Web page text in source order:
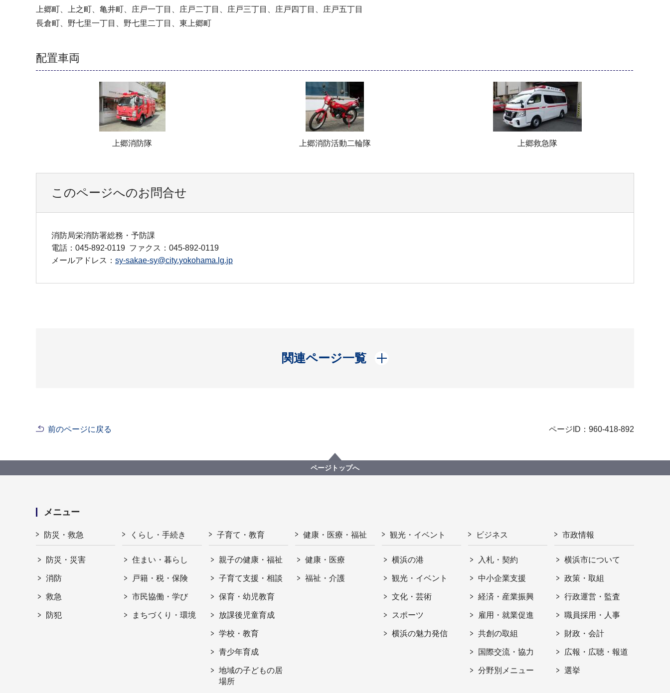
上郷町、上之町、亀井町、庄戸一丁目、庄戸二丁目、庄戸三丁目、庄戸四丁目、庄戸五丁目
長倉町、野七里一丁目、野七里二丁目、東上郷町
配置車両
上郷消防隊 上郷消防活動二輪隊 上郷救急隊
このページへのお問合せ
消防局栄消防署総務・予防課
電話：045-892-0119 ファクス：045-892-0119
メールアドレス： sy-sakae-sy@city.yokohama.lg.jp
関連ページ一覧
開く
前のページに戻る ページID：960-418-892
ページトップへ
メニュー
防災・救急
防災・災害
消防
救急
防犯
くらし・手続き
住まい・暮らし
戸籍・税・保険
市民協働・学び
まちづくり・環境
子育て・教育
親子の健康・福祉
子育て支援・相談
保育・幼児教育
放課後児童育成
学校・教育
青少年育成
地域の子どもの居
場所
健康・医療・福祉
健康・医療
福祉・介護
観光・イベント
横浜の港
観光・イベント
文化・芸術
スポーツ
横浜の魅力発信
ビジネス
入札・契約
中小企業支援
経済・産業振興
雇用・就業促進
共創の取組
国際交流・協力
分野別メニュー
市政情報
横浜市について
政策・取組
行政運営・監査
職員採用・人事
財政・会計
広報・広聴・報道
選挙